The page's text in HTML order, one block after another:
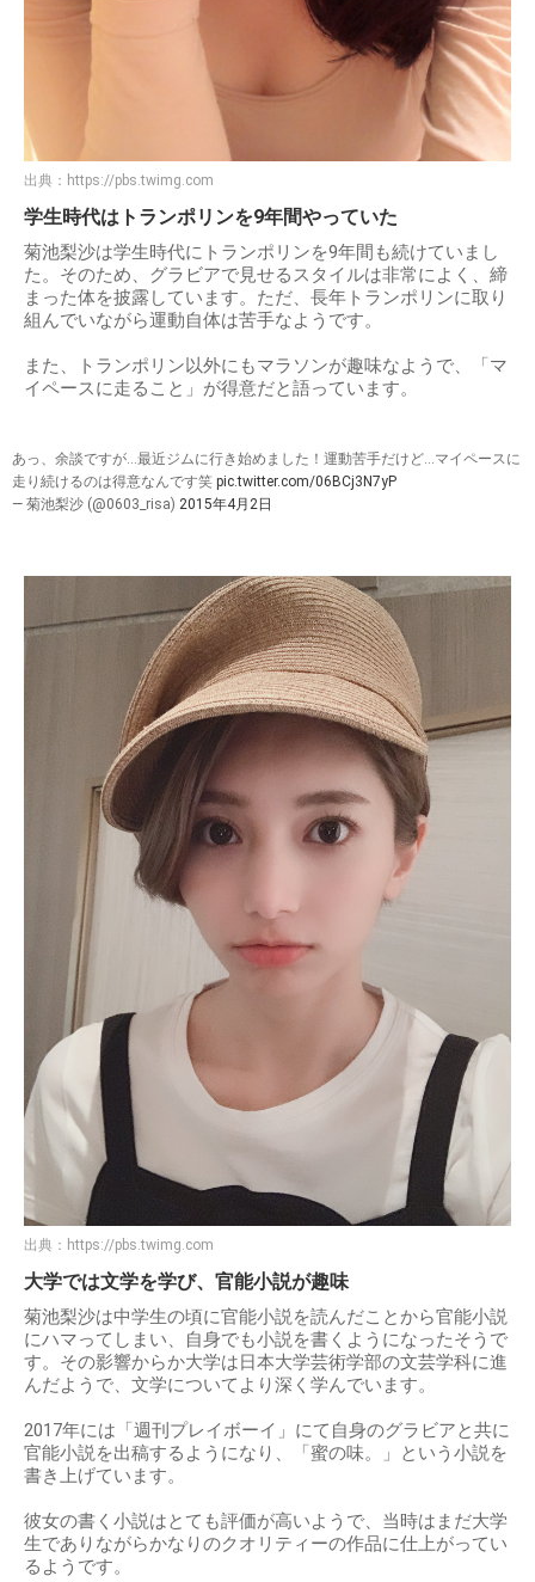
出典： https://pbs.twimg.com
学生時代はトランポリンを9年間やっていた
菊池梨沙は学生時代にトランポリンを9年間も続けていまし
た。そのため、グラビアで見せるスタイルは非常によく、締
まった体を披露しています。ただ、長年トランポリンに取り
組んでいながら運動自体は苦手なようです。
また、トランポリン以外にもマラソンが趣味なようで、「マ
イペースに走ること」が得意だと語っています。
あっ、余談ですが…最近ジムに行き始めました！運動苦手だけど…マイペースに
走り続けるのは得意なんです笑 pic.twitter.com/06BCj3N7yP
— 菊池梨沙 (@0603_risa) 2015年4月2日
出典： https://pbs.twimg.com
大学では文学を学び、官能小説が趣味
菊池梨沙は中学生の頃に官能小説を読んだことから官能小説
にハマってしまい、自身でも小説を書くようになったそうで
す。その影響からか大学は日本大学芸術学部の文芸学科に進
んだようで、文学についてより深く学んでいます。
2017年には「週刊プレイボーイ」にて自身のグラビアと共に
官能小説を出稿するようになり、「蜜の味。」という小説を
書き上げています。
彼女の書く小説はとても評価が高いようで、当時はまだ大学
生でありながらかなりのクオリティーの作品に仕上がってい
るようです。